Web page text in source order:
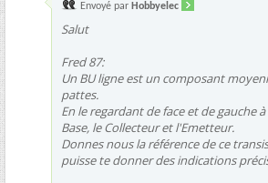
Envoyé par Hobbyelec
Salut
Fred 87:
Un BU ligne est un composant
pattes.
En le regardant de face et de gauche
Base, le Collecteur et l'Emetteur.
Donnes nous la référence de ce
puisse te donner des indications